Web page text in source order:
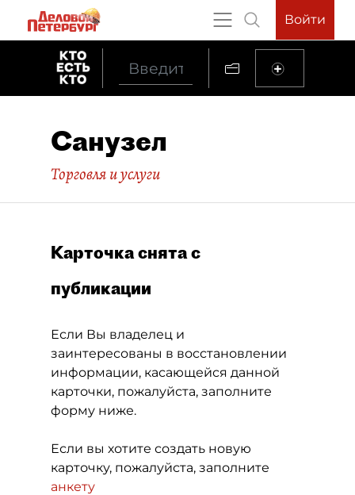
Войти
Санузел
Торговля и услуги
Карточка снята с
публикации
Если Вы владелец и
заинтересованы в восстановлении
информации, касающейся данной
карточки, пожалуйста, заполните
форму ниже.
Если вы хотите создать новую
карточку, пожалуйста, заполните
анкету